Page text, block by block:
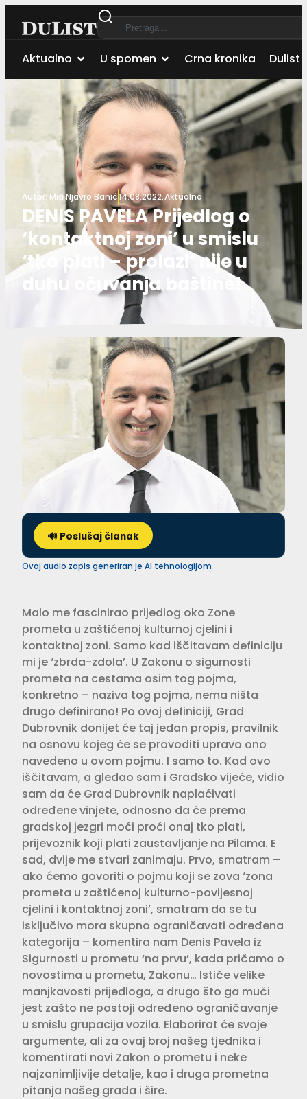
Aktualno U spomen Crna kronika Dulist
Autor: Mia Njavro Banić14.08.2022.Aktualno
DENIS PAVELA Prijedlog o
‘kontaktnoj zoni’ u smislu
‘tko plati – prolazi’ nije u
duhu očuvanja baštine!
🔊 Poslušaj članak
Ovaj audio zapis generiran je AI tehnologijom
Malo me fascinirao prijedlog oko Zone
prometa u zaštićenoj kul­turnoj cjelini i
kontaktnoj zoni. Samo kad iščitavam definiciju
mi je ‘zbrda-zdola’. U Zakonu o sigurnosti
prometa na cestama osim tog pojma,
konkretno – naziva tog pojma, nema ništa
drugo definirano! Po ovoj definiciji, Grad
Dubrovnik donijet će taj jedan propis, pravilnik
na osnovu kojeg će se pro­voditi upravo ono
navedeno u ovom pojmu. I samo to. Kad ovo
iščitavam, a gledao sam i Gradsko vijeće, vidio
sam da će Grad Dubrovnik naplaći­vati
određene vinjete, odnosno da će prema
gradskoj jezgri moći proći onaj tko plati,
prijevoznik koji plati zaustav­ljanje na Pilama. E
sad, dvije me stvari zanimaju. Prvo, smatram –
ako ćemo govoriti o pojmu koji se zova ‘zona
prometa u zaštićenoj kulturno-povijesnoj
cjelini i kontaktnoj zoni’, smatram da se tu
isključivo mora skupno ograničavati određena
kategorija – komentira nam Denis Pavela iz
Sigurnosti u prometu ‘na prvu’, kada pričamo o
novostima u prometu, Zakonu… Ističe velike
manj­kavosti prijedloga, a drugo što ga muči
jest zašto ne postoji određeno ograniča­vanje
u smislu grupacija vozila. Elabo­rirat će svoje
argumente, ali za ovaj broj našeg tjednika i
komentirati novi Zakon o prometu i neke
najzanimljivije deta­lje, kao i druga prometna
pitanja našeg grada i šire. ­